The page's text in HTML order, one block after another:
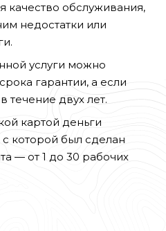
качество обслуживания,
недостатки или
услуги можно
гарантии, а если
течение двух лет.
картой деньги
с которой был сделан
— от 1 до 30 рабочих